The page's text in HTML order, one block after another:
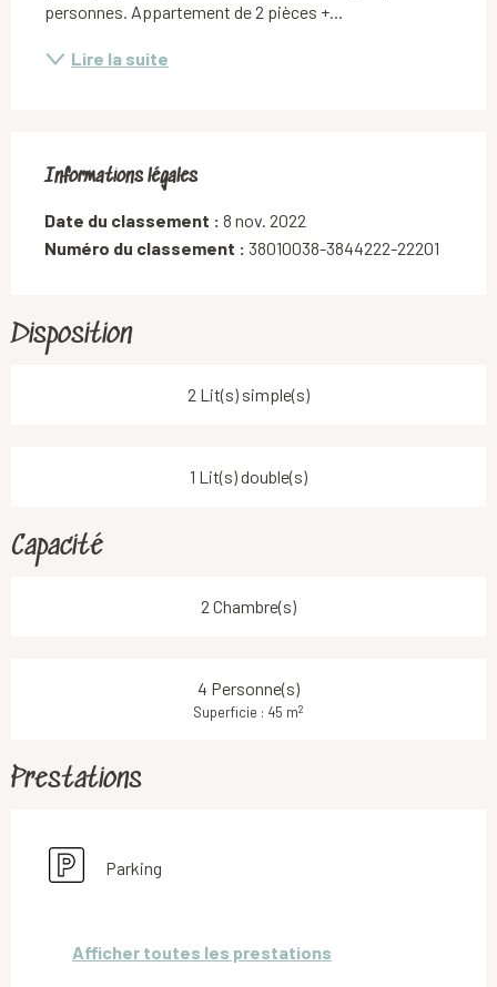
personnes. Appartement de 2 pièces +...
Lire la suite
Informations légales
Informations légales
Date du classement : 8 nov. 2022
Numéro du classement : 38010038-3844222-22201
Disposition
2 Lit(s) simple(s)
1 Lit(s) double(s)
Capacité
2 Chambre(s)
4 Personne(s)
Superficie : 45 m2
Prestations
Parking
Afficher toutes les prestations